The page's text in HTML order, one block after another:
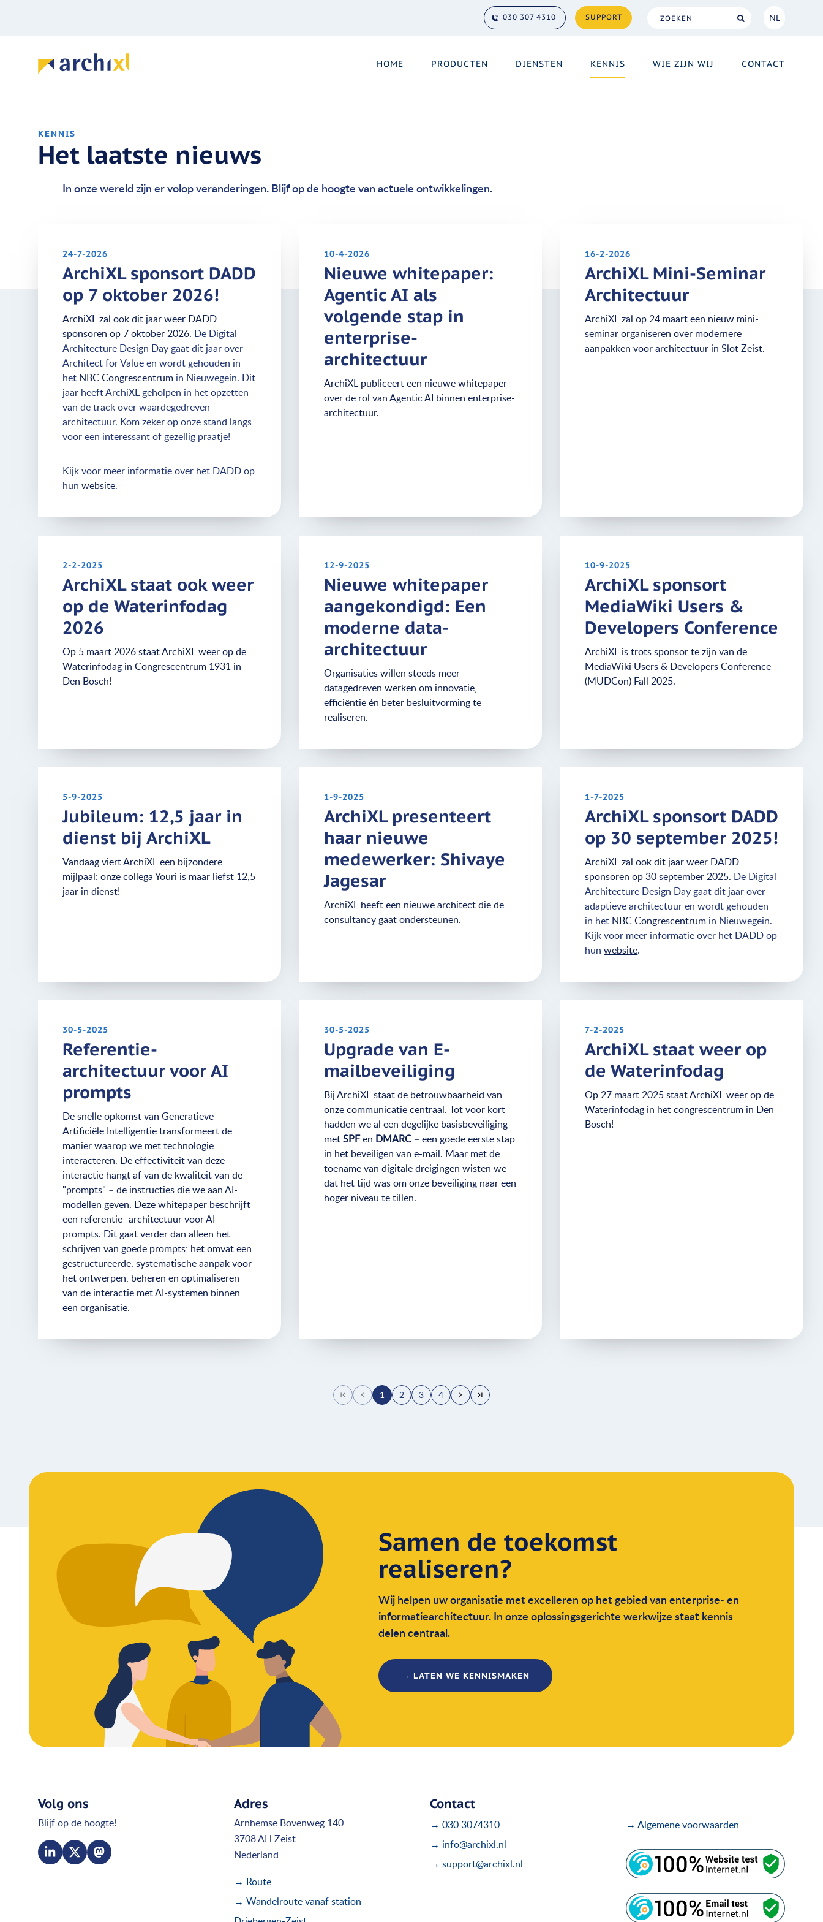
030 307 4310 SUPPORT NL
EN
HOME PRODUCTEN DIENSTEN KENNIS WIE ZIJN WIJ CONTACT
KENNIS
Het laatste nieuws
In onze wereld zijn er volop veranderingen. Blijf op de hoogte van actuele ontwikkelingen.
24-7-2026
ArchiXL sponsort DADD
op 7 oktober 2026!
ArchiXL zal ook dit jaar weer DADD
sponsoren op 7 oktober 2026. De Digital
Architecture Design Day gaat dit jaar over
Architect for Value en wordt gehouden in
het NBC Congrescentrum in Nieuwegein. Dit
jaar heeft ArchiXL geholpen in het opzetten
van de track over waardegedreven
architectuur. Kom zeker op onze stand langs
voor een interessant of gezellig praatje!
Kijk voor meer informatie over het DADD op
hun website.
10-4-2026
Nieuwe whitepaper:
Agentic AI als
volgende stap in
enterprise-
architectuur
ArchiXL publiceert een nieuwe whitepaper
over de rol van Agentic AI binnen enterprise-
architectuur.
16-2-2026
ArchiXL Mini-Seminar
Architectuur
ArchiXL zal op 24 maart een nieuw mini-
seminar organiseren over modernere
aanpakken voor architectuur in Slot Zeist.
2-2-2025
ArchiXL staat ook weer
op de Waterinfodag
2026
Op 5 maart 2026 staat ArchiXL weer op de
Waterinfodag in Congrescentrum 1931 in
Den Bosch!
12-9-2025
Nieuwe whitepaper
aangekondigd: Een
moderne data-
architectuur
Organisaties willen steeds meer
datagedreven werken om innovatie,
efficiëntie én beter besluitvorming te
realiseren.
10-9-2025
ArchiXL sponsort
MediaWiki Users &
Developers Conference
ArchiXL is trots sponsor te zijn van de
MediaWiki Users & Developers Conference
(MUDCon) Fall 2025.
5-9-2025
Jubileum: 12,5 jaar in
dienst bij ArchiXL
Vandaag viert ArchiXL een bijzondere
mijlpaal: onze collegaYouri is maar liefst 12,5
jaar in dienst!
1-9-2025
ArchiXL presenteert
haar nieuwe
medewerker: Shivaye
Jagesar
ArchiXL heeft een nieuwe architect die de
consultancy gaat ondersteunen.
1-7-2025
ArchiXL sponsort DADD
op 30 september 2025!
ArchiXL zal ook dit jaar weer DADD
sponsoren op 30 september 2025. De Digital
Architecture Design Day gaat dit jaar over
adaptieve architectuur en wordt gehouden
in het NBC Congrescentrum in Nieuwegein.
Kijk voor meer informatie over het DADD op
hunwebsite.
30-5-2025
Referentie-
architectuur voor AI
prompts
De snelle opkomst van Generatieve
Artificiële Intelligentie transformeert de
manier waarop we met technologie
interacteren. De effectiviteit van deze
interactie hangt af van de kwaliteit van de
"prompts" – de instructies die we aan AI-
modellen geven. Deze whitepaper beschrijft
een referentie- architectuur voor AI-
prompts. Dit gaat verder dan alleen het
schrijven van goede prompts; het omvat een
gestructureerde, systematische aanpak voor
het ontwerpen, beheren en optimaliseren
van de interactie met AI-systemen binnen
een organisatie.
30-5-2025
Upgrade van E-
mailbeveiliging
Bij ArchiXL staat de betrouwbaarheid van
onze communicatie centraal. Tot voor kort
hadden we al een degelijke basisbeveiliging
metSPFen DMARC– een goede eerste stap
in het beveiligen van e-mail. Maar met de
toename van digitale dreigingen wisten we
dat het tijd was om onze beveiliging naar een
hoger niveau te tillen.
7-2-2025
ArchiXL staat weer op
de Waterinfodag
Op 27 maart 2025 staat ArchiXL weer op de
Waterinfodag in het congrescentrum in Den
Bosch!
1 2 3 4
Samen de toekomst
realiseren?
Wij helpen uw organisatie met excelleren op het gebied van enterprise- en
informatie­architectuur. In onze oplossingsgerichte werkwijze staat kennis
delen centraal.
→ LATEN WE KENNISMAKEN
Volg ons
Blijf op de hoogte!
Adres
Arnhemse Bovenweg 140
3708 AH Zeist
Nederland
→ Route
→ Wandelroute vanaf station
Contact
→ 030 3074310
→ info@archixl.nl
→ support@archixl.nl
→ Algemene voorwaarden